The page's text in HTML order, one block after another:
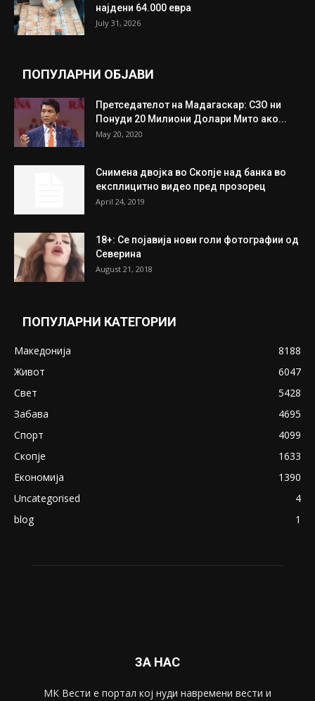
најдени 64.000 евра
July 31, 2026
ПОПУЛАРНИ ОБЈАВИ
Претседателот на Мадагаскар: СЗО ни
Понуди 20 Милиони Долари Мито ако...
May 20, 2020
Снимена двојка во Скопје над банка во
експлицитно видео пред прозорец
April 24, 2019
18+: Се појавија нови голи фотографии од
Северина
August 21, 2018
ПОПУЛАРНИ КАТЕГОРИИ
Македонија
8188
Живот
6047
Свет
5428
Забава
4695
Спорт
4099
Скопје
1633
Економија
1390
Uncategorised
4
blog
1
ЗА НАС
МК Вести е портал коj нуди навремени вести и